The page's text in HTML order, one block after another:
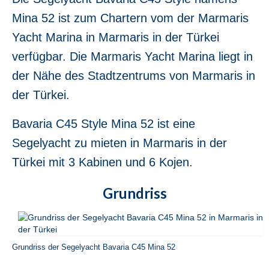
Jeanneau Sun Odyssey 36i Blue Sky in
Fethiye in der Türkei
Fethiye in der Türkei
Türkei
Beneteau Oceanis 37 Glen Rosa in Fethiye
in der Türkei
Beneteau Oceanis 38.1 Helena in Fethiye
in der Türkei
Beneteau Cyclades 39.3 Six Pack in
der Türkei
Mina 52 ist zum Chartern vom der Marmaris
Yacht Marina in Marmaris in der Türkei
verfügbar. Die Marmaris Yacht Marina liegt in
der Nähe des Stadtzentrums von Marmaris in
der Türkei.
Bavaria C45 Style Mina 52 ist eine
Segelyacht zu mieten in Marmaris in der
Türkei mit 3 Kabinen und 6 Kojen.
Grundriss
Grundriss der Segelyacht Bavaria C45 Mina 52